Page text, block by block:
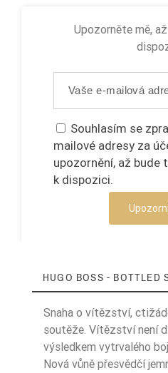
Upozorněte mě,
Souhlasím se
mailové adresy za
upozornění, až
k dispozici.
HUGO BOSS - BOTTLED
Snaha o vítězství,
soutěže. Vítězství není
výsledkem vytrvalého
Nová vůně přesvědčí